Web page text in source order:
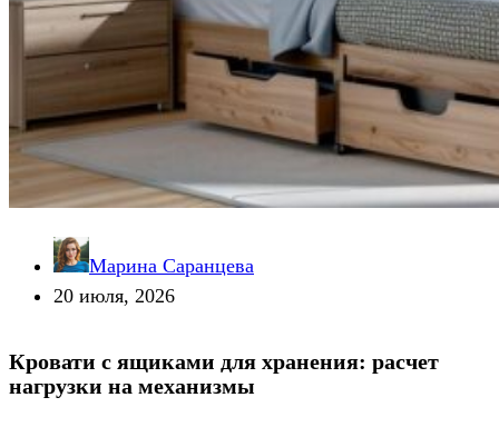
Марина Саранцева
20 июля, 2026
Кровати с ящиками для хранения: расчет
нагрузки на механизмы